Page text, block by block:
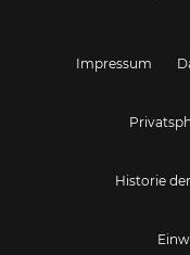
Impressum
Historie